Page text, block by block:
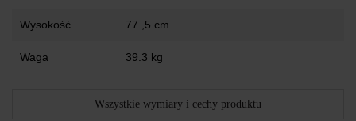
Wysokość 77.,5 cm
Waga 39.3 kg
Wszystkie wymiary i cechy produktu